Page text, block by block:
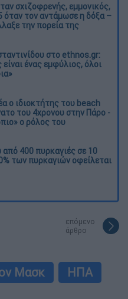
σχιζοφρενής, εμμονικός,
όταν τον αντάμωσε η δόξα –
την πορεία της
στο ethnos.gr:
ένας εμφύλιος, όλοι
ο ιδιοκτήτης του beach
του 4χρονου στην Πάρο -
ο ρόλος του
400 πυρκαγιές σε 10
των πυρκαγιών οφείλεται
επόμενο
άρθρο
Μασκ
ΗΠΑ